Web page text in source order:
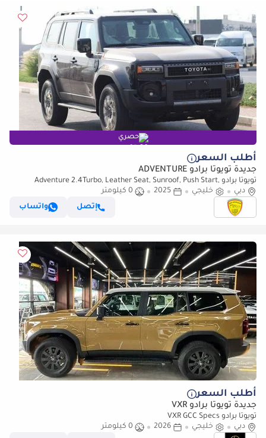
حصري
أطلب السعر
جديدة تويوتا برادو ADVENTURE
تويوتا برادو Adventure 2.4Turbo, Leather Seat, Sunroof, Push Start,
Memory seat, Model 2025
دبي خليجي 2025
0 كيلومتر
إتصل
واتساب
أطلب السعر
جديدة تويوتا برادو VXR
تويوتا برادو VXR GCC Specs
دبي
خليجي 2026 0 كيلومتر